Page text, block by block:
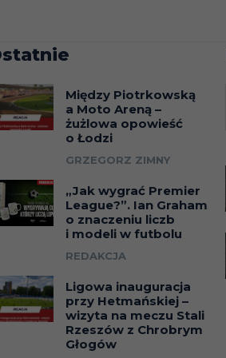
Między Piotrkowską
a Moto Areną –
żużlowa opowieść
o Łodzi
GRZEGORZ ZIMNY
„Jak wygrać Premier
League?”. Ian Graham
o znaczeniu liczb
i modeli w futbolu
REDAKCJA
Ligowa inauguracja
przy Hetmańskiej –
wizyta na meczu Stali
Rzeszów z Chrobrym
Głogów